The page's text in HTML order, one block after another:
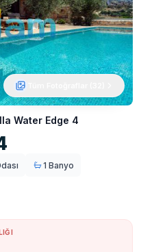
Water Edge 4
1 Banyo